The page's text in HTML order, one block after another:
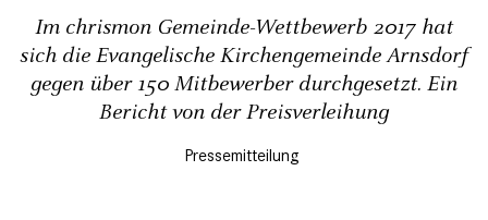
Im chrismon Gemeinde-Wettbewerb 2017 hat
sich die Evangelische Kirchengemeinde Arnsdorf
gegen über 150 Mitbewerber durchgesetzt. Ein
Bericht von der Preisverleihung
Pressemitteilung